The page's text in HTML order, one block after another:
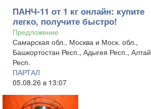
ПАНЧ-11 от 1 кг онлайн: купите
легко, получите быстро!
Предложение
Самарская обл., Москва и Моск. обл.,
Башкортостан Респ., Адыгея Респ., Алтай
Респ.
ПАРТАЛ
05.08.26 в 13:07